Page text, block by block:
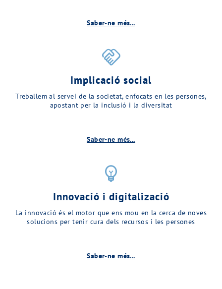
Saber-ne més...
handshake
Implicació social
Treballem al servei de la societat, enfocats en les persones,
apostant per la inclusió i la diversitat
Saber-ne més...
emoji_objects
Innovació i digitalizació
La innovació és el motor que ens mou en la cerca de noves
solucions per tenir cura dels recursos i les persones
Saber-ne més...